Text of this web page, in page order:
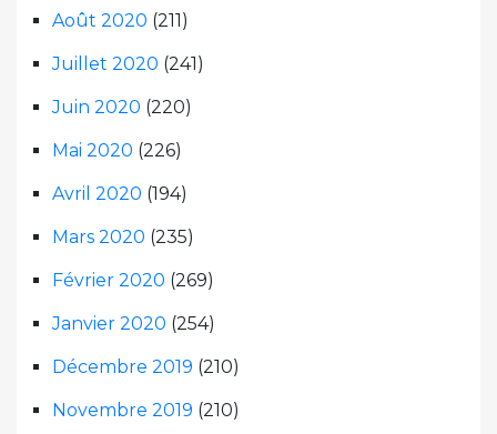
Août 2020 (211)
Juillet 2020 (241)
Juin 2020 (220)
Mai 2020 (226)
Avril 2020 (194)
Mars 2020 (235)
Février 2020 (269)
Janvier 2020 (254)
Décembre 2019 (210)
Novembre 2019 (210)